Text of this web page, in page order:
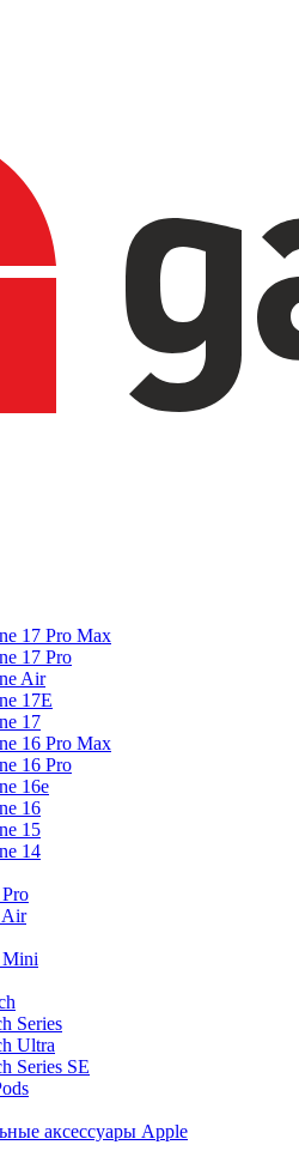
17 Pro Max
17 Pro
Air
17E
17
16 Pro Max
16 Pro
16e
16
15
14
Air
Mini
Series
Ultra
Series SE
аксессуары Apple